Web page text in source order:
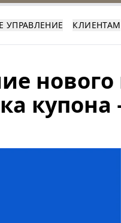
УПРАВЛЕНИЕ КЛИЕНТАМ
купона